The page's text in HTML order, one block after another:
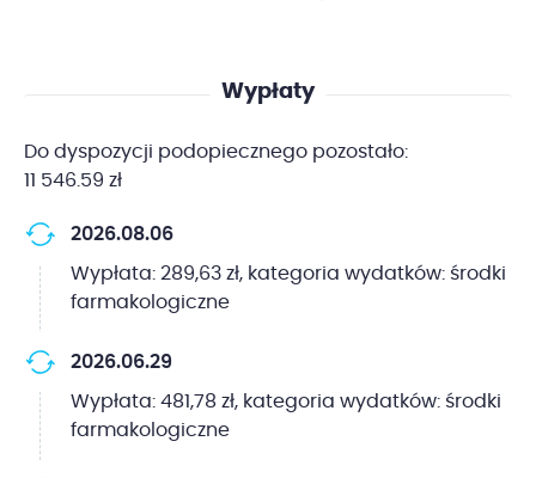
Wypłaty
Do dyspozycji podopiecznego pozostało:
11 546.59 zł
2026.08.06
Wypłata: 289,63 zł, kategoria wydatków: środki
farmakologiczne
2026.06.29
Wypłata: 481,78 zł, kategoria wydatków: środki
farmakologiczne